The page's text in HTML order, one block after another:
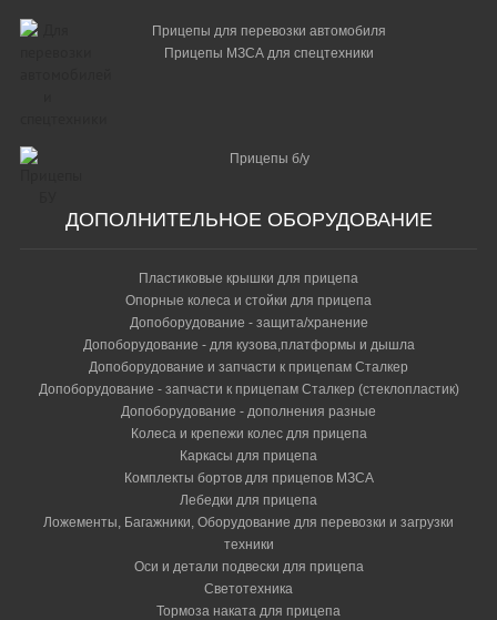
Прицепы для перевозки автомобиля
Прицепы МЗСА для спецтехники
Прицепы б/у
ДОПОЛНИТЕЛЬНОЕ ОБОРУДОВАНИЕ
Пластиковые крышки для прицепа
Опорные колеса и стойки для прицепа
Допоборудование - защита/хранение
Допоборудование - для кузова,платформы и дышла
Допоборудование и запчасти к прицепам Сталкер
Допоборудование - запчасти к прицепам Сталкер (стеклопластик)
Допоборудование - дополнения разные
Колеса и крепежи колес для прицепа
Каркасы для прицепа
Комплекты бортов для прицепов МЗСА
Лебедки для прицепа
Ложементы, Багажники, Оборудование для перевозки и загрузки
техники
Оси и детали подвески для прицепа
Светотехника
Тормоза наката для прицепа